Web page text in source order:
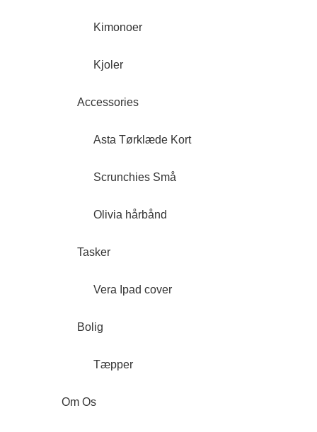
Kimonoer
Kjoler
Accessories
Asta Tørklæde Kort
Scrunchies Små
Olivia hårbånd
Tasker
Vera Ipad cover
Bolig
Tæpper
Om Os